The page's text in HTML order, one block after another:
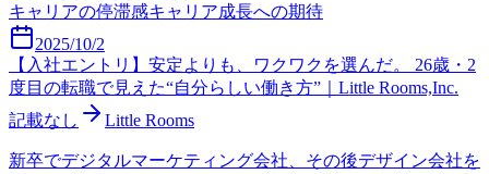
キャリアの停滞感キャリア成長への期待
2025/10/2
【入社エントリ】安定よりも、ワクワクを選んだ。 26歳・2
度目の転職で見えた“自分らしい働き方”｜Little Rooms,Inc.
記載なし
Little Rooms
新卒でデジタルマーケティング会社、その後デザイン会社を